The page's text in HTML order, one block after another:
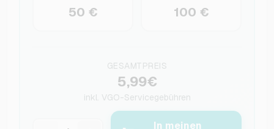
50 € 100 €
GESAMTPREIS
5,99€
inkl. VGO-Servicegebühren
In meinen